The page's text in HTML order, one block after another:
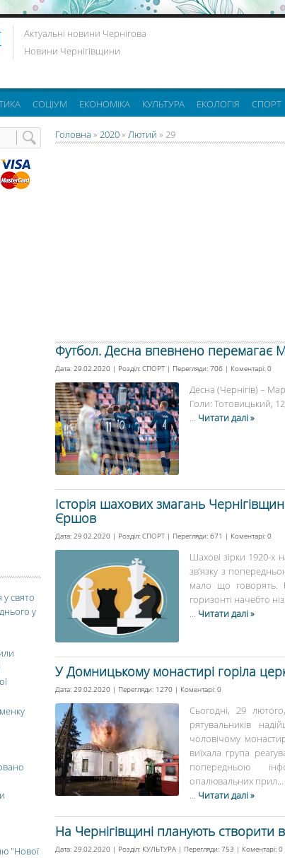
Актуальні новини Чернігова
Новини Чернігівщини
СОЦІУМ ЕКОНОМІКА КУЛЬТУРА ЕКОЛОГІЯ СПОРТ
Головна » 2020» Лютий » 29
Футбол. Десна впевнено перемагає
Дата: 29.02.2020 | Розділ: СПОРТ | Перегляди: 706 | Коментарі: 0
Десна (Чернігів) –
Голи: Тотовицький,
... Читати далі »
Історія шахових змагань
Єршов
Дата: 29.02.2020 | Розділ: СПОРТ | Перегляди: 671 | Коментарі: 0
Шахові зірки 1920-х
зв’язку з
мало що говорять.
горизонті начебто
... Читати далі »
У Домницькому монастирі горіла
Дата: 29.02.2020 | Перегляди: 1270 | Коментарі: 0
Сьогодні, 29
рятувальників
чоловічому
виїхала група
попередньою
опалювальних прил...
... Читати далі »
На Чернігівщині планують створити
Дата: 29.02.2020 | Розділ: КУЛЬТУРА | Перегляди: 753 | Коментарі: 0
у свято
у
"Нової